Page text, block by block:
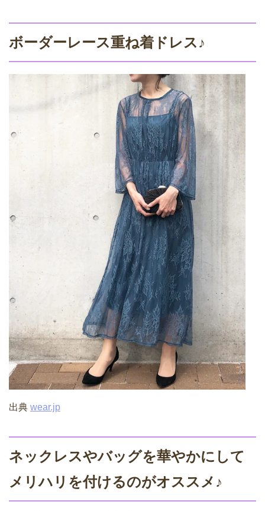
ボーダーレース重ね着ドレス♪
出典 wear.jp
ネックレスやバッグを華やかにして
メリハリを付けるのがオススメ♪